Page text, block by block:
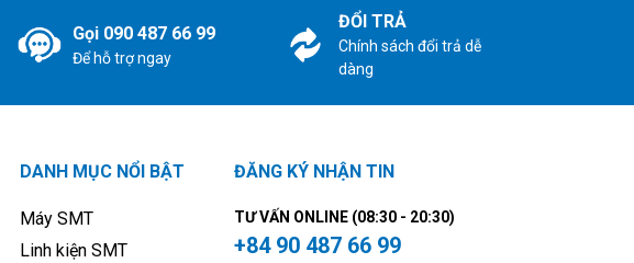
Gọi 090 487 66 99
Để hỗ trợ ngay
ĐỔI TRẢ
Chính sách đổi trả dễ
dàng
DANH MỤC NỔI BẬT
Máy SMT
Linh kiện SMT
ĐĂNG KÝ NHẬN TIN
TƯ VẤN ONLINE (08:30 - 20:30)
+84 90 487 66 99